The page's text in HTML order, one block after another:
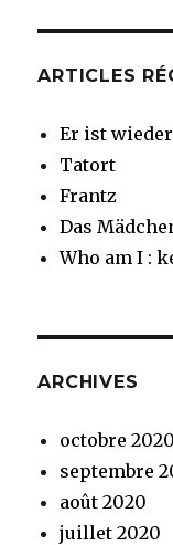
ARTICLES
Er ist
Tatort
Frantz
Das
Who am I :
ARCHIVES
octobre 2020
septembre
août 2020
juillet 2020